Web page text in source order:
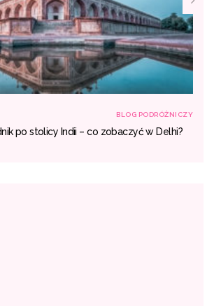
BLOG PODRÓŻNICZY
po stolicy Indii – co zobaczyć w Delhi?